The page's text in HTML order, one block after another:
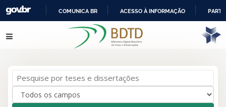
IR
PARA
COMUNICA BR ACESSO À INFORMAÇÃO
Pular para o conteúdo